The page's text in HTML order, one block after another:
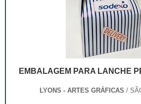
EMBALAGEM PARA LANCHE
LYONS - ARTES GRÁFICAS /